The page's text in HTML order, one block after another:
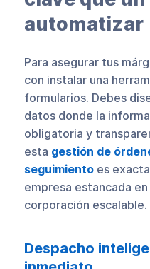
automatizar
Para asegurar tus
con instalar una
formularios. Debes
datos donde la
obligatoria y
esta gestión de
seguimientoes
empresa estancada
corporación escalable.
Despacho